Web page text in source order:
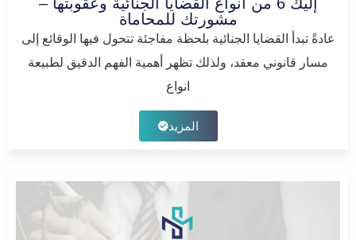
مشورتك للمحاماة
عادةً تبدأ القضايا الجنائية بلحظة مفاجئة تتحول فيها الوقائع إلى
مسار قانوني معقد، ولذلك تظهر أهمية الفهم الدقيق لطبيعة
انواع
المزيد